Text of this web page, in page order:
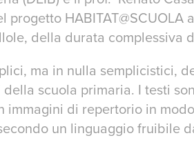
HABITAT@SCUOLA
della durata complessiva
ma in nulla semplicistici,
scuola primaria. I testi
immagini di repertorio in
un linguaggio fruibile